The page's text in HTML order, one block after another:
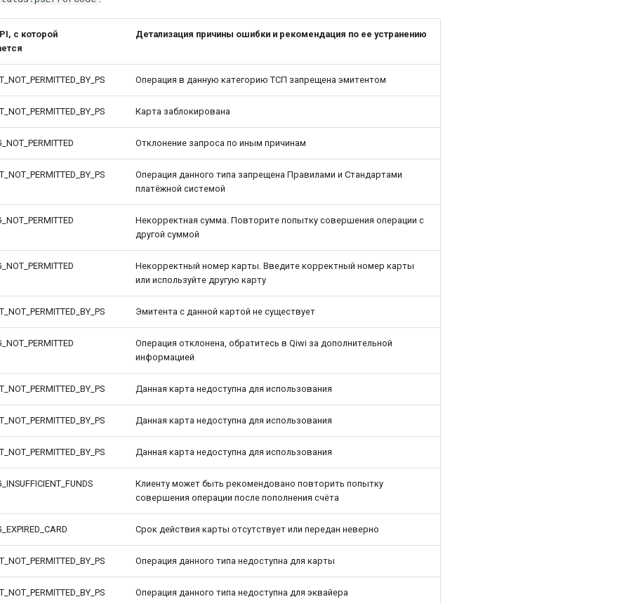
с которой
Детализация причины ошибки и рекомендация по ее устранению
Операция в данную категорию ТСП запрещена эмитентом
Карта заблокирована
Отклонение запроса по иным причинам
Операция данного типа запрещена Правилами и Стандартами
платёжной системой
Некорректная сумма. Повторите попытку совершения операции с
другой суммой
Некорректный номер карты. Введите корректный номер карты
или используйте другую карту
Эмитента с данной картой не существует
Операция отклонена, обратитесь в Qiwi за дополнительной
информацией
Данная карта недоступна для использования
Данная карта недоступна для использования
Данная карта недоступна для использования
Клиенту может быть рекомендовано повторить попытку
совершения операции после пополнения счёта
Срок действия карты отсутствует или передан неверно
Операция данного типа недоступна для карты
Операция данного типа недоступна для эквайера